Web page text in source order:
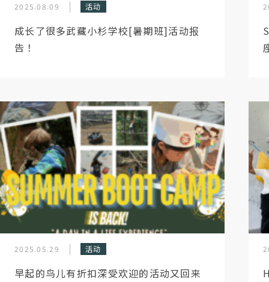
2025.08.09 活动
成长了很多武藏小杉学校[暑期班]活动报
告！
2025.05.29 活动
早起的鸟儿有折扣深受欢迎的活动又回来